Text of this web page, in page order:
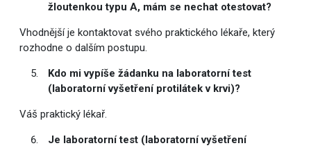
žloutenkou typu A, mám se nechat otestovat?
Vhodnější je kontaktovat svého praktického lékaře, který
rozhodne o dalším postupu.
Kdo mi vypíše žádanku na laboratorní test
(laboratorní vyšetření protilátek v krvi)?
Váš praktický lékař.
Je laboratorní test (laboratorní vyšetření